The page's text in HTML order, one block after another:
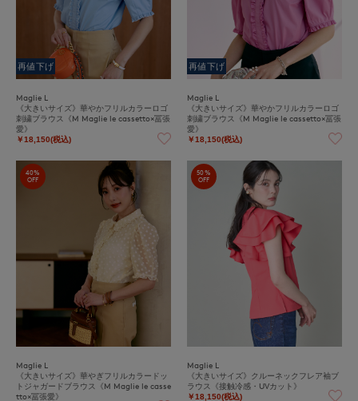
再値下げ
Maglie L
《大きいサイズ》華やかフリルカラーロゴ
刺繍ブラウス《M Maglie le cassetto×冨張
愛》
￥18,150(税込)
再値下げ
Maglie L
《大きいサイズ》華やかフリルカラーロゴ
刺繍ブラウス《M Maglie le cassetto×冨張
愛》
￥18,150(税込)
40%
OFF
Maglie L
《大きいサイズ》華やぎフリルカラードッ
トジャガードブラウス《M Maglie le casse
tto×冨張愛》
50%
OFF
Maglie L
《大きいサイズ》クルーネックフレア袖ブ
ラウス《接触冷感・UVカット》
￥18,150(税込)